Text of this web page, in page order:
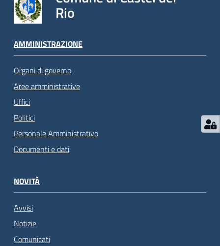
Rio
AMMINISTRAZIONE
Organi di governo
Aree amministrative
Uffici
Politici
Personale Amministrativo
Documenti e dati
NOVITÀ
Avvisi
Notizie
Comunicati